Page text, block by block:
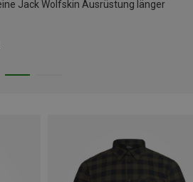
Jack Wolfskin Ausrüstung länger